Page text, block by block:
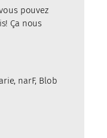
pouvez
Ça nous
narF, Blob